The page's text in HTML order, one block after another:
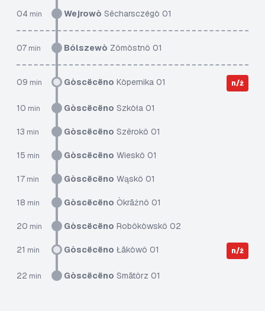
04 min Wejrowò Sëcharsczégò 01
07 min Bólszewò Zômòstnô 01
09 min Gòscëcëno Kòpernika 01 n/ż
10 min Gòscëcëno Szkòła 01
13 min Gòscëcëno Szërokô 01
15 min Gòscëcëno Wieskô 01
17 min Gòscëcëno Wąskô 01
18 min Gòscëcëno Òkrãżnô 01
20 min Gòscëcëno Robôkòwskô 02
21 min Gòscëcëno Łãkòwô 01 n/ż
22 min Gòscëcëno Smãtôrz 01